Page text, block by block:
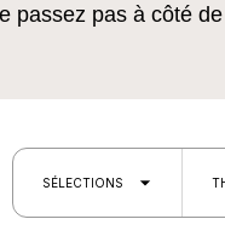
passez pas à côté
SÉLECTIONS arrow_drop_down